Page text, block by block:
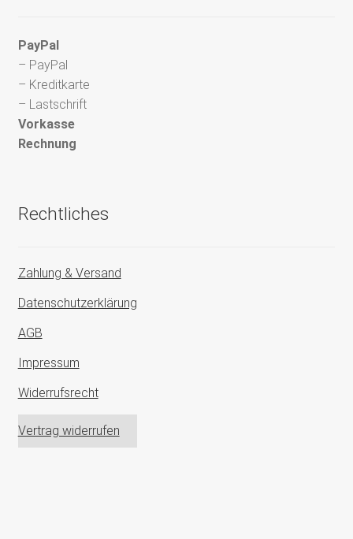
PayPal
– PayPal
– Kreditkarte
– Lastschrift
Vorkasse
Rechnung
Rechtliches
Zahlung & Versand
Datenschutzerklärung
AGB
Impressum
Widerrufsrecht
Vertrag widerrufen